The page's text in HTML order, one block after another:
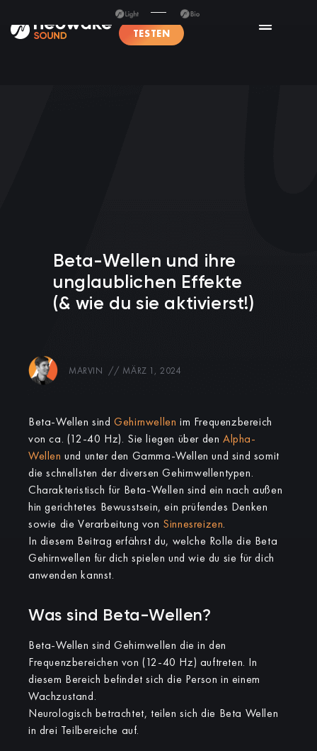
TESTEN
Beta-Wellen und ihre
unglaublichen Effekte
(& wie du sie aktivierst!)
MARVIN // MÄRZ 1, 2024
Beta-Wellen sind Gehirnwellen im Frequenzbereich
von ca. (12-40 Hz). Sie liegen über denAlpha-
Wellen und unter den Gamma-Wellen und sind somit
die schnellsten der diversen Gehirnwellentypen.
Charakteristisch für Beta-Wellen sind ein nach außen
hin gerichtetes Bewusstsein, ein prüfendes Denken
sowie die Verarbeitung von Sinnesreizen.
In diesem Beitrag erfährst du, welche Rolle die Beta
Gehirnwellen für dich spielen und wie du sie für dich
anwenden kannst.
Was sind Beta-Wellen?
Beta-Wellen sind Gehirnwellen die in den
Frequenzbereichen von (12-40 Hz) auftreten. In
diesem Bereich befindet sich die Person in einem
Wachzustand.
Neurologisch betrachtet, teilen sich die Beta Wellen
in drei Teilbereiche auf.